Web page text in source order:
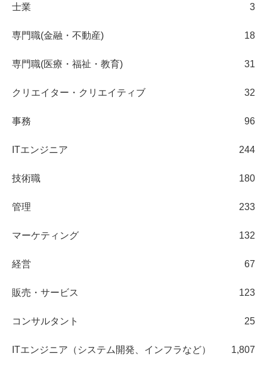
士業 3
専門職(金融・不動産) 18
専門職(医療・福祉・教育) 31
クリエイター・クリエイティブ 32
事務 96
ITエンジニア 244
技術職 180
管理 233
マーケティング 132
経営 67
販売・サービス 123
コンサルタント 25
ITエンジニア（システム開発、インフラなど） 1,807